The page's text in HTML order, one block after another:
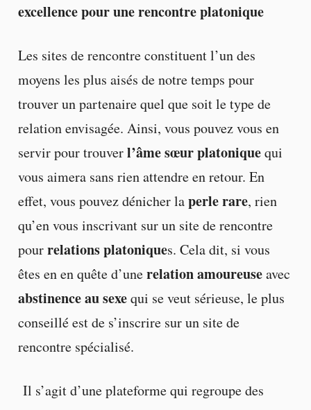
excellence pour une rencontre platonique
Les sites de rencontre constituent l’un des
moyens les plus aisés de notre temps pour
trouver un partenaire quel que soit le type de
relation envisagée. Ainsi, vous pouvez vous en
servir pour trouverl’âme sœur platoniquequi
vous aimera sans rien attendre en retour. En
effet, vous pouvez dénicher laperle rare, rien
qu’en vous inscrivant sur un site de rencontre
pourrelations platoniques. Cela dit, si vous
êtes en en quête d’unerelation amoureuseavec
abstinence au sexequi se veut sérieuse, le plus
conseillé est de s’inscrire sur un site de
rencontre spécialisé.
Il s’agit d’une plateforme qui regroupe des